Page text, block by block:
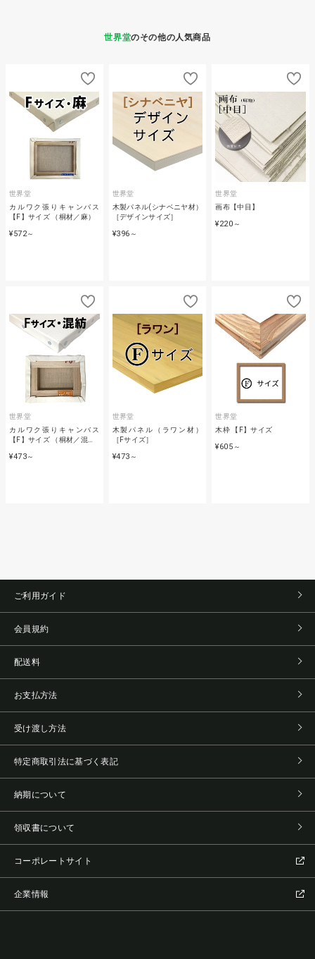
世界堂のその他の人気商品
世界堂
カルワク張りキャンバス
【F】サイズ （桐材／麻）
¥572～
世界堂
木製パネル(シナベニヤ材）
［デザインサイズ］
¥396 ～
世界堂
画布【中目】
¥220 ～
世界堂
カルワク張りキャンバス
【F】サイズ （桐材／混…
¥473～
世界堂
木製パネル（ラワン材）
［Fサイズ］
¥473 ～
世界堂
木枠 【F】サイズ
¥605 ～
ご利用ガイド
会員規約
配送料
お支払方法
受け渡し方法
特定商取引法に基づく表記
納期について
領収書について
コーポレートサイト
企業情報